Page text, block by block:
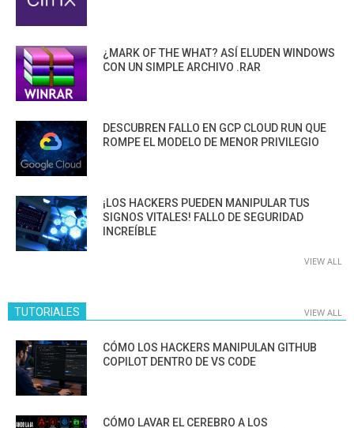
¿MARK OF THE WHAT? ASÍ ELUDEN WINDOWS
CON UN SIMPLE ARCHIVO .RAR
DESCUBREN FALLO EN GCP CLOUD RUN QUE
ROMPE EL MODELO DE MENOR PRIVILEGIO
¡LOS HACKERS PUEDEN MANIPULAR TUS
SIGNOS VITALES! FALLO DE SEGURIDAD
INCREÍBLE
VIEW ALL
TUTORIALES VIEW ALL
CÓMO LOS HACKERS MANIPULAN GITHUB
COPILOT DENTRO DE VS CODE
CÓMO LAVAR EL CEREBRO A LOS